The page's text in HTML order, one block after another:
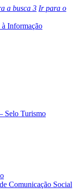
a busca 3 Ir para o
à Informação
Selo Turismo
Comunicação Social